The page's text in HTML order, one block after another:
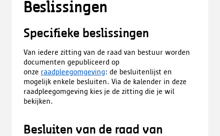
Beslissingen
Specifieke beslissingen
Van iedere zitting van de raad van bestuur worden
documenten gepubliceerd op
onze raadpleegomgeving: de besluitenlijst en
mogelijk enkele besluiten. Via de kalender in deze
raadpleegomgeving kies je de zitting die je wil
bekijken.
Besluiten van de raad van